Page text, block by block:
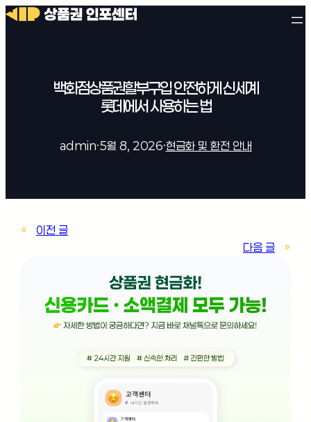
백화점상품권할부구입 안전하게 신세계
롯데에서 사용하는 법
admin·5월 8, 2026·현금화 및 환전 안내
«
이전 글
다음 글
»